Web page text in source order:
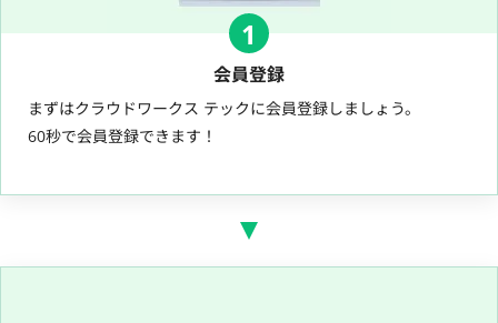
1
会員登録
まずはクラウドワークス テックに会員登録しましょう。
60秒で会員登録できます！